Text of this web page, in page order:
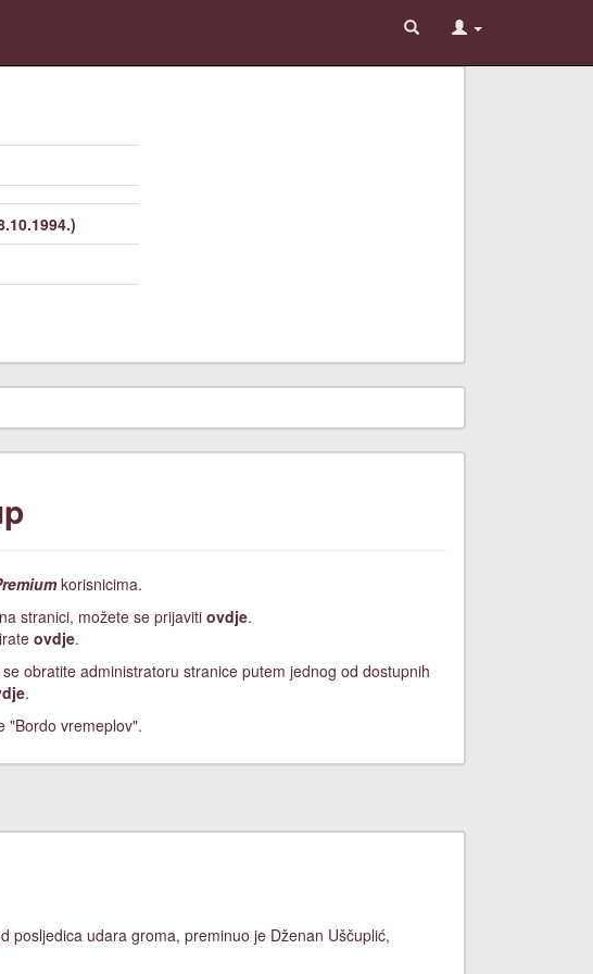
korisnicima.
stranici, možete se prijaviti ovdje.
ovdje.
obratite administratoru stranice putem jednog od dostupnih
.
"Bordo vremeplov".
posljedica udara groma, preminuo je Dženan Uščuplić,